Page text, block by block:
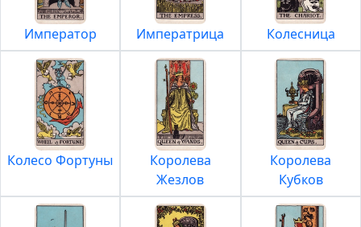
Император Императрица Колесница
Колесо Фортуны
Королева
Жезлов
Королева
Кубков